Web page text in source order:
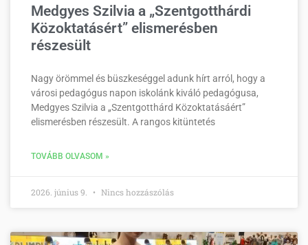
Medgyes Szilvia a „Szentgotthárdi
Közoktatásért” elismerésben
részesült
Nagy örömmel és büszkeséggel adunk hírt arról, hogy a
városi pedagógus napon iskolánk kiváló pedagógusa,
Medgyes Szilvia a „Szentgotthárd Közoktatásáért”
elismerésben részesült. A rangos kitüntetés
TOVÁBB OLVASOM »
2026. június 9. Nincs hozzászólás